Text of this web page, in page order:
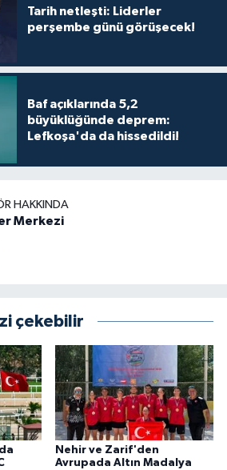
Tarih netleşti: Liderler
perşembe günü görüşecek!
Baf açıklarında 5,2
büyüklüğünde deprem:
Lefkoşa'da da hissedildi!
HAKKINDA
Merkezi
çekebilir
Nehir ve Zarif'den
Avrupada Altın Madalya